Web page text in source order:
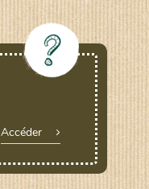
Accéder